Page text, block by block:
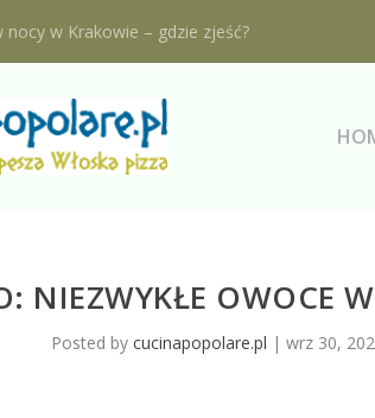
nocy w Krakowie – gdzie zjeść?
NIEZWYKŁE OWOCE
Posted by cucinapopolare.pl | wrz 30,